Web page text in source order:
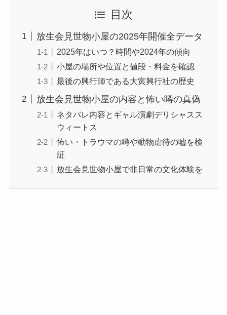
目次
放生会見世物小屋の2025年開催全データ
2025年はいつ？時間や2024年の傾向
小屋の場所や位置と値段・料金を確認
最後の興行師である大寅興行社の歴史
放生会見世物小屋の内容と怖い噂の真偽
ネタバレ内容とギャル演劇デリシャスス
ウィートス
怖い・トラウマの噂や動物虐待の嘘を検
証
放生会見世物小屋で非日常の文化体験を